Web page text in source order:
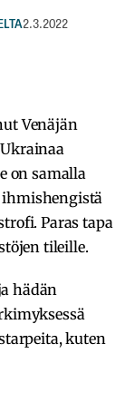
2.3.2022
Venäjän
on samalla
Paras tapa
tileille.
hädän
kuten